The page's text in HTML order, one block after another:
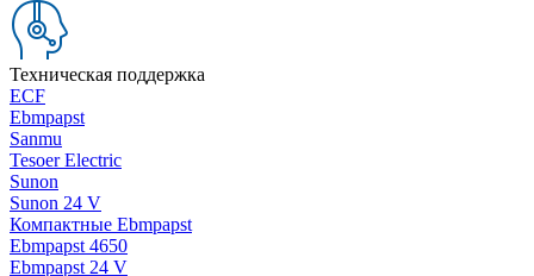
Техническая поддержка
ECF
Ebmpapst
Sanmu
Tesoer Electric
Sunon
Sunon 24 V
Компактные Ebmpapst
Ebmpapst 4650
Ebmpapst 24 V